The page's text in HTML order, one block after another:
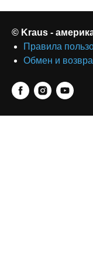
© Kraus -
Правила
Обмен и